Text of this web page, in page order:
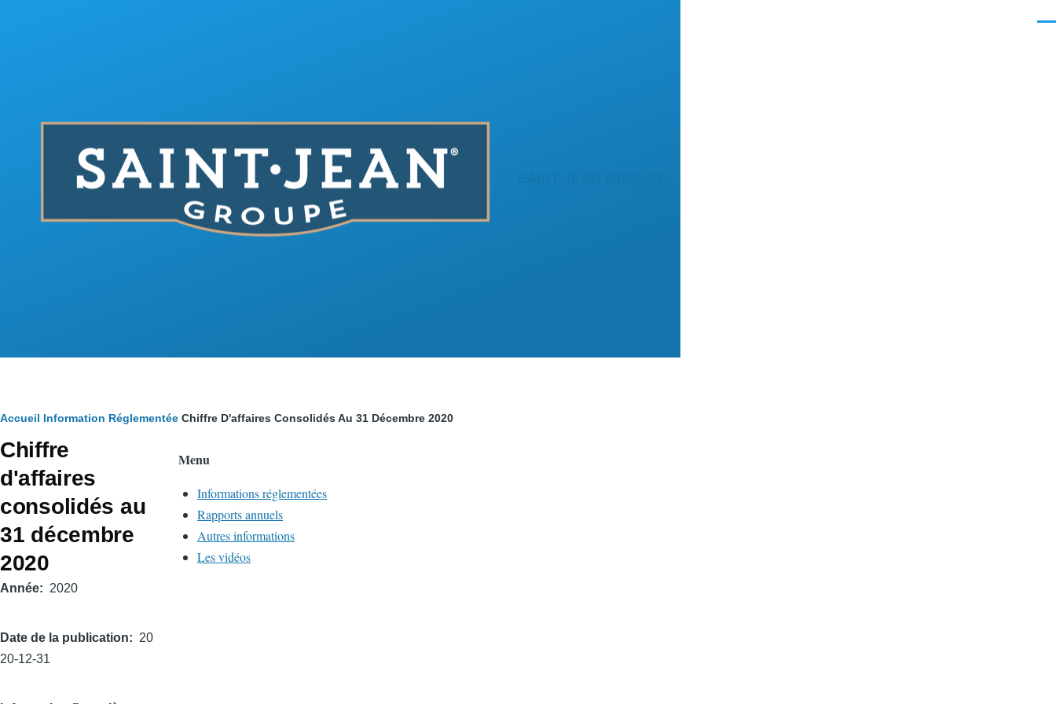
Fil
d'Ariane
Accueil Information Réglementée Chiffre D'affaires Consolidés Au 31 Décembre 2020
Chiffre
d'affaires
consolidés au
31 décembre
2020
Année 2020
Date de la publication
20
20-12-31
Menu
Informations réglementées
Rapports annuels
Autres informations
Les vidéos